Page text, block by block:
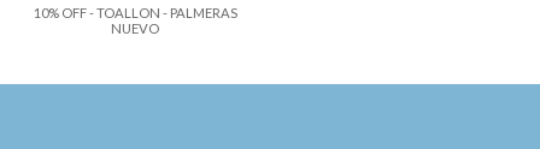
10% OFF - TOALLON - PALMERAS
NUEVO